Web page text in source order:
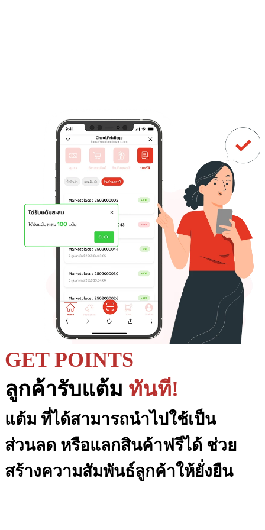
GET POINTS
ลูกค้ารับแต้ม ทันที!
แต้ม ที่ได้สามารถนำไปใช้เป็น
ส่วนลด หรือแลกสินค้าฟรีได้ ช่วย
สร้างความสัมพันธ์ลูกค้าให้ยั่งยืน